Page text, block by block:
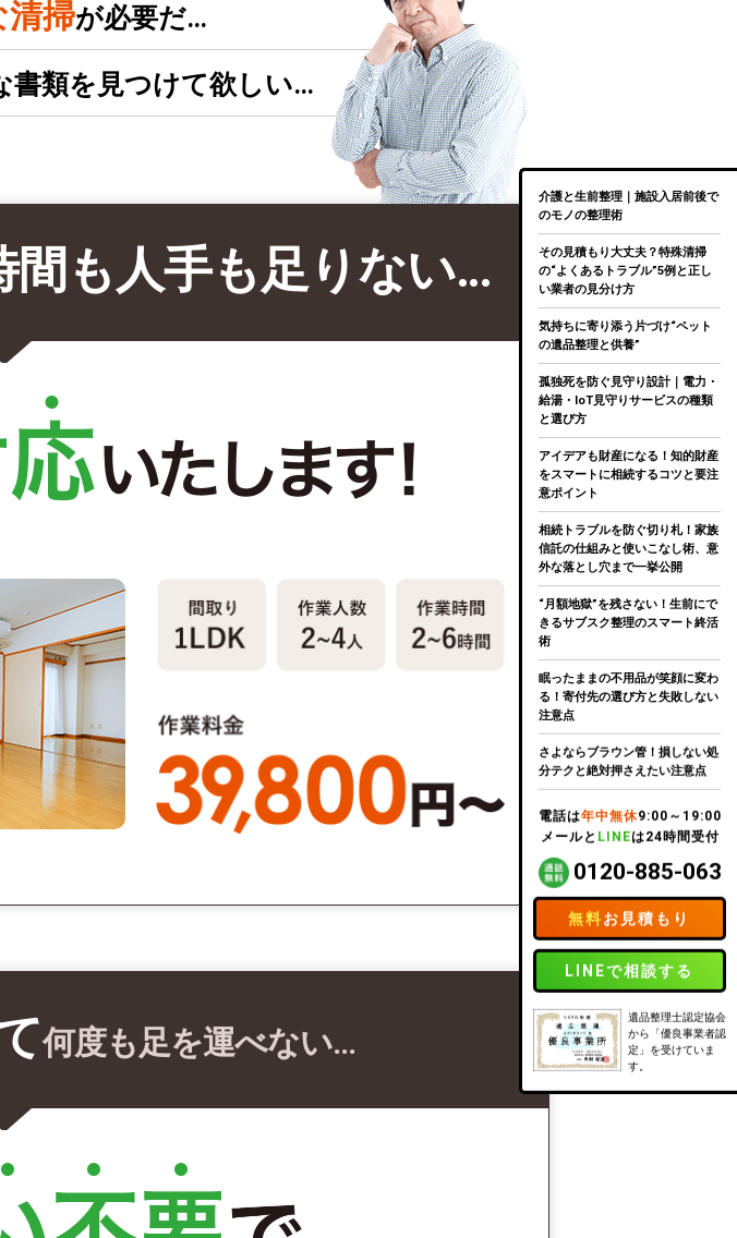
清掃が必要だ…
書類を見つけて欲しい…
間も人手も足りない…
何度も足を運べない…
介護と生前整理｜施設入居前後で
のモノの整理術
その見積もり大丈夫？特殊清掃
の“よくあるトラブル”5例と正し
い業者の見分け方
気持ちに寄り添う片づけ“ペット
の遺品整理と供養”
孤独死を防ぐ見守り設計｜電力・
給湯・IoT見守りサービスの種類
と選び方
アイデアも財産になる！知的財産
をスマートに相続するコツと要注
意ポイント
相続トラブルを防ぐ切り札！家族
信託の仕組みと使いこなし術、意
外な落とし穴まで一挙公開
“月額地獄”を残さない！生前にで
きるサブスク整理のスマート終活
術
眠ったままの不用品が笑顔に変わ
る！寄付先の選び方と失敗しない
注意点
さよならブラウン管！損しない処
分テクと絶対押さえたい注意点
電話は年中無休9:00～19:00
メールと LINEは24時間受付
0120-885-063
無料お見積もり
LINEで相談する
遺品整理士認定協会
から「優良事業者認
定」を受けていま
す。